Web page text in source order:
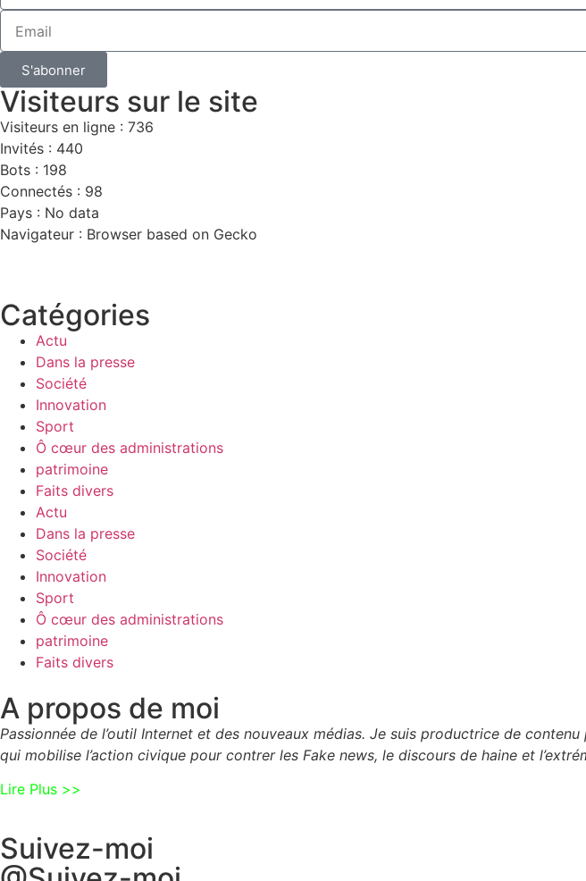
S'abonner
Visiteurs sur le site
Visiteurs en ligne : 736
Invités : 440
Bots : 198
Connectés : 98
Pays : No data
Navigateur : Browser based on Gecko
Catégories
Actu
Dans la presse
Société
Innovation
Sport
Ô cœur des administrations
patrimoine
Faits divers
Actu
Dans la presse
Société
Innovation
Sport
Ô cœur des administrations
patrimoine
Faits divers
A propos de moi
Passionnée de l’outil Internet et des nouveaux médias. Je suis productrice de
qui mobilise l’action civique pour contrer les Fake news, le discours de haine et
Lire Plus >>
Suivez-moi